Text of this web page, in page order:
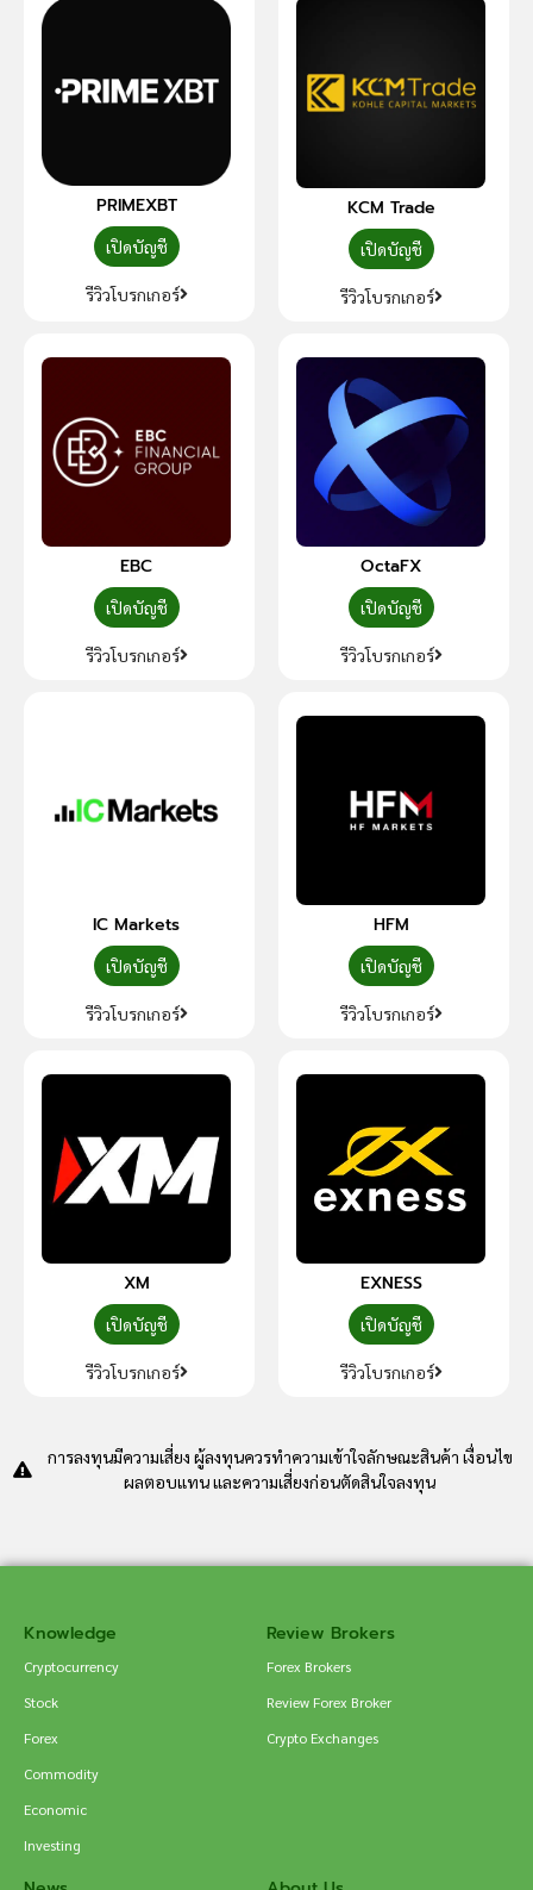
PRIMEXBT
เปิดบัญชี
รีวิวโบรกเกอร์
KCM Trade
เปิดบัญชี
รีวิวโบรกเกอร์
EBC
เปิดบัญชี
รีวิวโบรกเกอร์
OctaFX
เปิดบัญชี
รีวิวโบรกเกอร์
IC Markets
เปิดบัญชี
รีวิวโบรกเกอร์
HFM
เปิดบัญชี
รีวิวโบรกเกอร์
XM
เปิดบัญชี
รีวิวโบรกเกอร์
EXNESS
เปิดบัญชี
รีวิวโบรกเกอร์
การลงทุนมีความเสี่ยง ผู้ลงทุนควรทำความเข้าใจลักษณะสินค้า เงื่อนไข
ผลตอบแทน และความเสี่ยงก่อนตัดสินใจลงทุน
Knowledge
Cryptocurrency
Stock
Forex
Commodity
Economic
Investing
Review Brokers
Forex Brokers
Review Forex Broker
Crypto Exchanges